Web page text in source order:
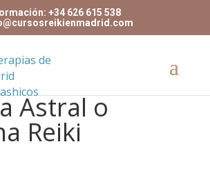
+34 626 615 538
Astral o
Reiki